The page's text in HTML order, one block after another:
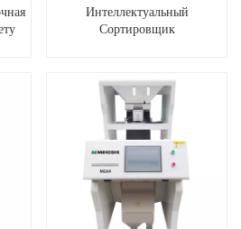
Интеллектуальный
Сортировщик